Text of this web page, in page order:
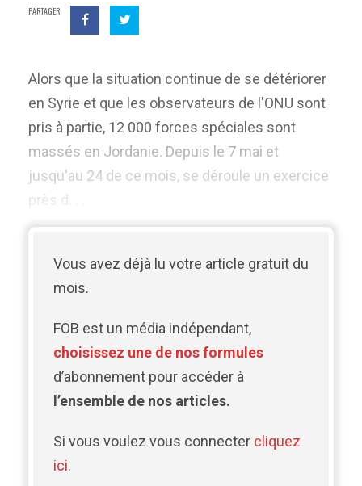
PARTAGER
Alors que la situation continue de se détériorer
en Syrie et que les observateurs de l'ONU sont
pris à partie, 12 000 forces spéciales sont
massés en Jordanie. Depuis le 7 mai et
jusqu'au 24 de ce mois, se déroule un exercice
près d. . .
Vous avez déjà lu votre article gratuit du
mois.
FOB est un média indépendant,
choisissez une de nos formules
d’abonnement pour accéder à
l’ensemble de nos articles.
Si vous voulez vous connecter cliquez
ici.